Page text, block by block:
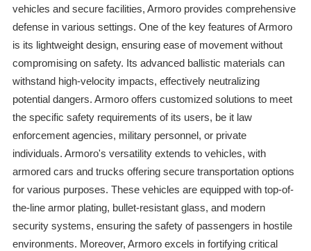
vehicles and secure facilities, Armoro provides comprehensive
defense in various settings. One of the key features of Armoro
is its lightweight design, ensuring ease of movement without
compromising on safety. Its advanced ballistic materials can
withstand high-velocity impacts, effectively neutralizing
potential dangers. Armoro offers customized solutions to meet
the specific safety requirements of its users, be it law
enforcement agencies, military personnel, or private
individuals. Armoro's versatility extends to vehicles, with
armored cars and trucks offering secure transportation options
for various purposes. These vehicles are equipped with top-of-
the-line armor plating, bullet-resistant glass, and modern
security systems, ensuring the safety of passengers in hostile
environments. Moreover, Armoro excels in fortifying critical